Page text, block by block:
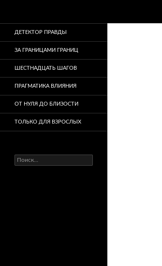
ДЕТЕКТОР ПРАВДЫ
ЗА ГРАНИЦАМИ ГРАНИЦ
ШЕСТНАДЦАТЬ ШАГОВ
ПРАГМАТИКА ВЛИЯНИЯ
ОТ НУЛЯ ДО БЛИЗОСТИ
ТОЛЬКО ДЛЯ ВЗРОСЛЫХ
Найти: